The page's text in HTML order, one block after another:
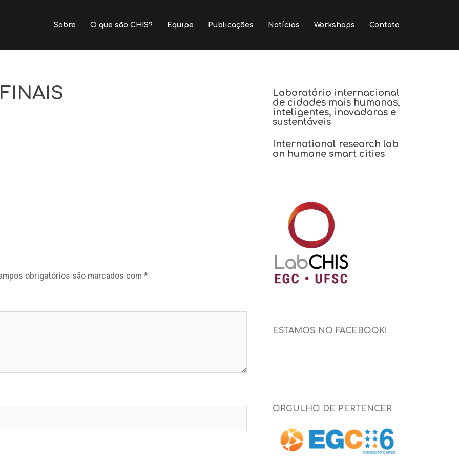
Sobre O que são CHIS? Equipe Publicações Notícias Workshops Contato
obrigatórios são marcados com *
Laboratório internacional
de cidades mais humanas,
inteligentes, inovadoras e
sustentáveis
International research lab
on humane smart cities
ESTAMOS NO FACEBOOK!
ORGULHO DE PERTENCER